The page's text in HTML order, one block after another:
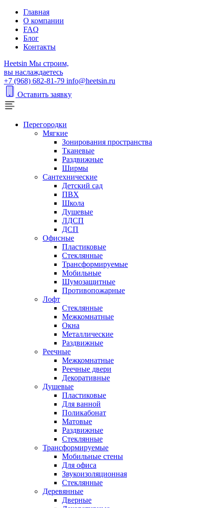
Главная
О компании
FAQ
Блог
Контакты
Heetsin Мы строим,
вы наслаждаетесь
+7 (968) 682-81-79 info@heetsin.ru
Оставить заявку
Перегородки
Мягкие
Зонирования пространства
Тканевые
Раздвижные
Ширмы
Сантехнические
Детский сад
ПВХ
Школа
Душевые
ЛДСП
ДСП
Офисные
Пластиковые
Стеклянные
Трансформируемые
Мобильные
Шумозащитные
Противопожарные
Лофт
Стеклянные
Межкомнатные
Окна
Металлические
Раздвижные
Реечные
Межкомнатные
Реечные двери
Декоративные
Душевые
Пластиковые
Для ванной
Поликабонат
Матовые
Раздвижные
Стеклянные
Трансформируемые
Мобильные стены
Для офиса
Звукоизоляционная
Стеклянные
Деревянные
Дверные